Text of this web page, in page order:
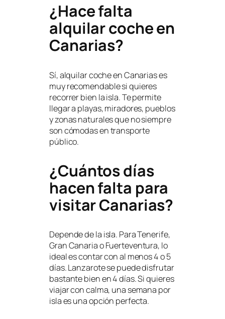
¿Hace falta
alquilar coche en
Canarias?
Sí, alquilar coche en Canarias es
muy recomendable si quieres
recorrer bien la isla. Te permite
llegar a playas, miradores, pueblos
y zonas naturales que no siempre
son cómodas en transporte
público.
¿Cuántos días
hacen falta para
visitar Canarias?
Depende de la isla. Para Tenerife,
Gran Canaria o Fuerteventura, lo
ideal es contar con al menos 4 o 5
días. Lanzarote se puede disfrutar
bastante bien en 4 días. Si quieres
viajar con calma, una semana por
isla es una opción perfecta.